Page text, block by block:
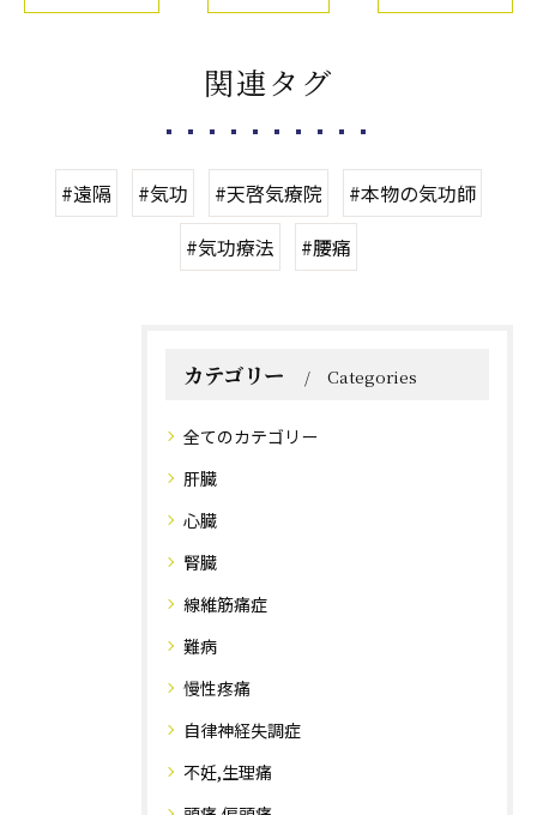
関連タグ
#遠隔 #気功 #天啓気療院
#本物の気功師
#気功療法
#腰痛
カテゴリー Categories
全てのカテゴリー
肝臓
心臓
腎臓
線維筋痛症
難病
慢性疼痛
自律神経失調症
不妊,生理痛